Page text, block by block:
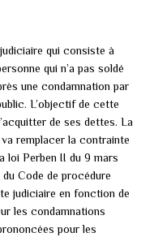
qui consiste à
qui n’a pas soldé
une condamnation par
L’objectif de cette
de ses dettes. La
remplacer la contrainte
loi Perben II du 9 mars
Code de procédure
judiciaire en fonction de
les condamnations
pour les